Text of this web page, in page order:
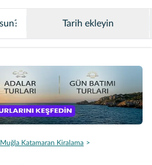
Tarih ekleyin
Muğla Katamaran Kiralama